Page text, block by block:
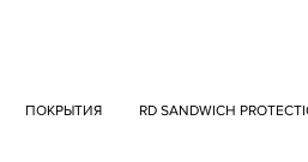
ПОКРЫТИЯ RD SANDWICH